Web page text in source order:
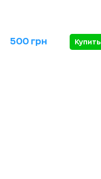
500 грн Купить